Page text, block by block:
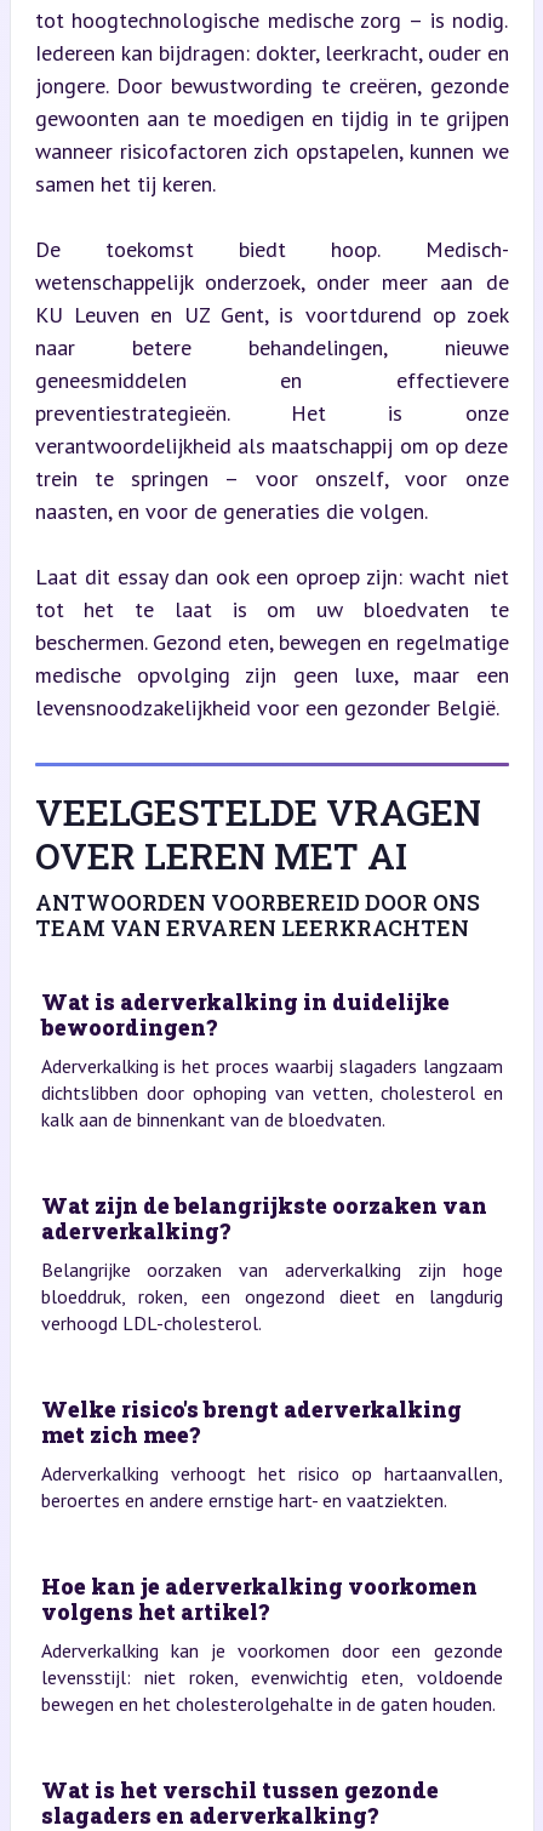
tot hoogtechnologische medische zorg – is nodig.
Iedereen kan bijdragen: dokter, leerkracht, ouder en
jongere. Door bewustwording te creëren, gezonde
gewoonten aan te moedigen en tijdig in te grijpen
wanneer risicofactoren zich opstapelen, kunnen we
samen het tij keren.
De toekomst biedt hoop. Medisch-
wetenschappelijk onderzoek, onder meer aan de
KU Leuven en UZ Gent, is voortdurend op zoek
naar betere behandelingen, nieuwe
geneesmiddelen en effectievere
preventiestrategieën. Het is onze
verantwoordelijkheid als maatschappij om op deze
trein te springen – voor onszelf, voor onze
naasten, en voor de generaties die volgen.
Laat dit essay dan ook een oproep zijn: wacht niet
tot het te laat is om uw bloedvaten te
beschermen. Gezond eten, bewegen en regelmatige
medische opvolging zijn geen luxe, maar een
levensnoodzakelijkheid voor een gezonder België.
VEELGESTELDE VRAGEN
OVER LEREN MET AI
ANTWOORDEN VOORBEREID DOOR ONS
TEAM VAN ERVAREN LEERKRACHTEN
Wat is aderverkalking in duidelijke
bewoordingen?
Aderverkalking is het proces waarbij slagaders langzaam
dichtslibben door ophoping van vetten, cholesterol en
kalk aan de binnenkant van de bloedvaten.
Wat zijn de belangrijkste oorzaken van
aderverkalking?
Belangrijke oorzaken van aderverkalking zijn hoge
bloeddruk, roken, een ongezond dieet en langdurig
verhoogd LDL-cholesterol.
Welke risico's brengt aderverkalking
met zich mee?
Aderverkalking verhoogt het risico op hartaanvallen,
beroertes en andere ernstige hart- en vaatziekten.
Hoe kan je aderverkalking voorkomen
volgens het artikel?
Aderverkalking kan je voorkomen door een gezonde
levensstijl: niet roken, evenwichtig eten, voldoende
bewegen en het cholesterolgehalte in de gaten houden.
Wat is het verschil tussen gezonde
slagaders en aderverkalking?